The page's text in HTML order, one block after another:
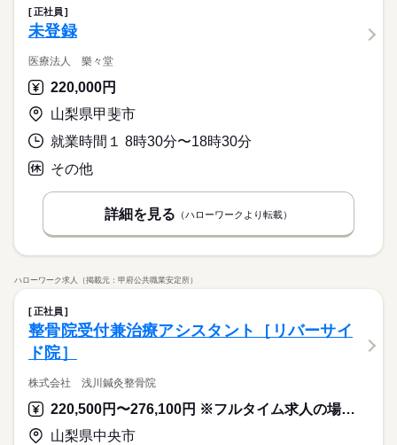
正社員
未登録
医療法人 樂々堂
220,000円
山梨県甲斐市
就業時間１ 8時30分〜18時30分
その他
詳細を見る （ハローワークより転載）
ハローワーク求人（掲載元：甲府公共職業安定所）
正社員
整骨院受付兼治療アシスタント［リバーサイ
ド院］
株式会社 浅川鍼灸整骨院
220,500円〜276,100円 ※フルタイム求人の場合は月額（換算額）、パート求人の場合は時間額を表示しています。
山梨県中央市